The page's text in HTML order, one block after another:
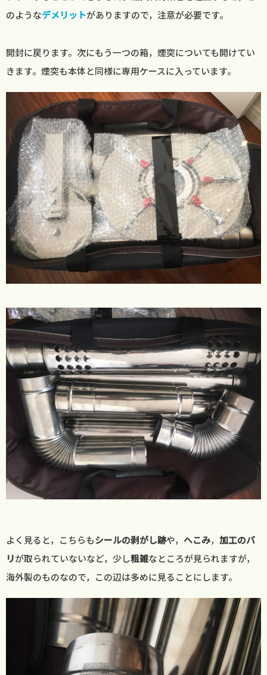
のようなデメリットがありますので，注意が必要です。
開封に戻ります。次にもう一つの箱，煙突についても開けてい
きます。煙突も本体と同様に専用ケースに入っています。
よく見ると，こちらもシールの剥がし跡や， へこみ， 加工のバ
リが取られていないなど，少し粗雑なところが見られますが，
海外製のものなので，この辺は多めに見ることにします。